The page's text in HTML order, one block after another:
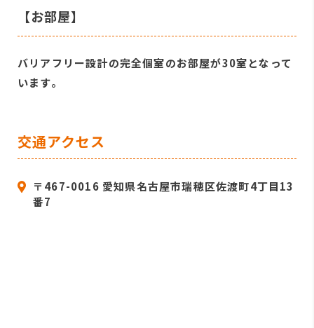
【お部屋】
バリアフリー設計の完全個室のお部屋が30室となって
います。
交通アクセス
〒467-0016 愛知県名古屋市瑞穂区佐渡町4丁目13
番7